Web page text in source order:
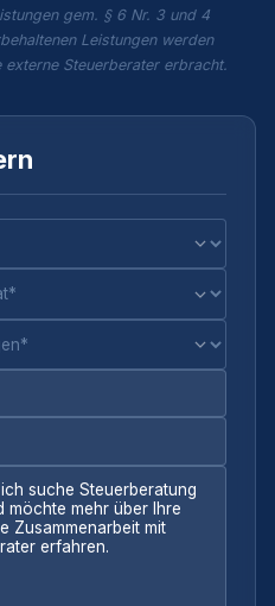
gem. § 6 Nr. 3 und 4
Leistungen werden
Steuerberater erbracht.